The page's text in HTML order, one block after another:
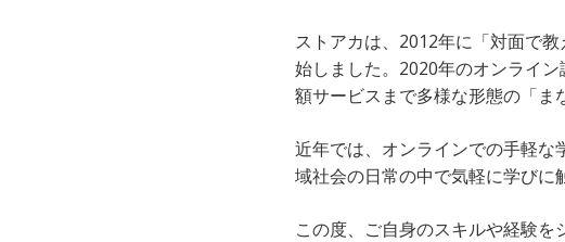
ストアカは、2012年に「対面で
始しました。2020年のオンライ
額サービスまで多様な形態の「ま
近年では、オンラインでの手軽
域社会の日常の中で気軽に学びに
この度、ご自身のスキルや経験